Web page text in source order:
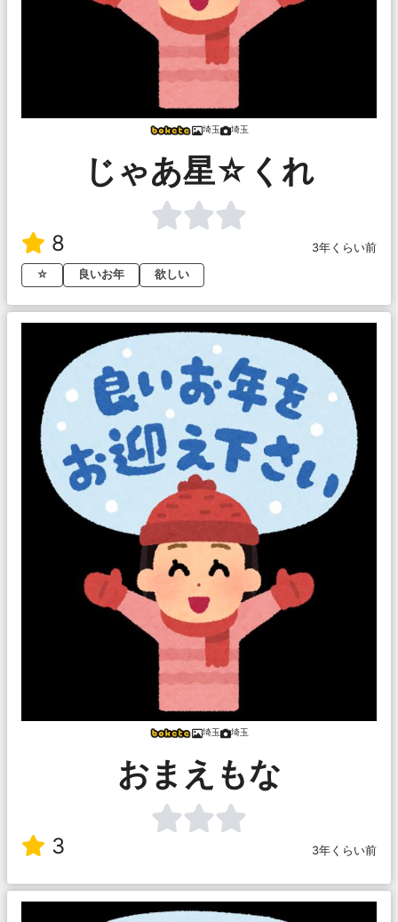
埼玉 埼玉
じゃあ星☆くれ
8
3年くらい前
☆
良いお年 欲しい
埼玉 埼玉
おまえもな
3 3年くらい前